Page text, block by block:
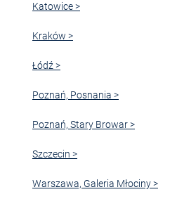
Katowice >
Kraków >
Łódź >
Poznań, Posnania >
Poznań, Stary Browar >
Szczecin >
Warszawa, Galeria Młociny >